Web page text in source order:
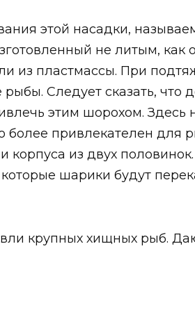
этой насадки,
не литым, как
из пластмассы. При
Следует сказать, что
этим шорохом. Здесь
более привлекателен для
корпуса из двух
шарики будут
крупных хищных рыб.